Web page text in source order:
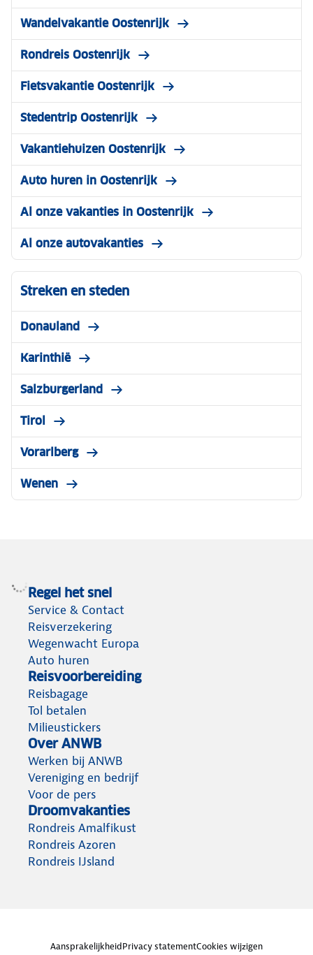
Wandelvakantie Oostenrijk
Rondreis Oostenrijk
Fietsvakantie Oostenrijk
Stedentrip Oostenrijk
Vakantiehuizen Oostenrijk
Auto huren in Oostenrijk
Al onze vakanties in Oostenrijk
Al onze autovakanties
Streken en steden
Donauland
Karinthië
Salzburgerland
Tirol
Vorarlberg
Wenen
Regel het snel
Service & Contact
Reisverzekering
Wegenwacht Europa
Auto huren
Reisvoorbereiding
Reisbagage
Tol betalen
Milieustickers
Over ANWB
Werken bij ANWB
Vereniging en bedrijf
Voor de pers
Droomvakanties
Rondreis Amalfikust
Rondreis Azoren
Rondreis IJsland
AansprakelijkheidPrivacy statementCookies wijzigen